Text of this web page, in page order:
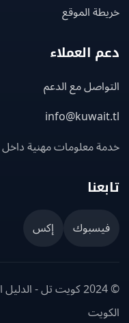
الموقع
العملاء
مع الدعم
معلومات مهنية داخل
إكس
© 2024 كويت تل - الدليل